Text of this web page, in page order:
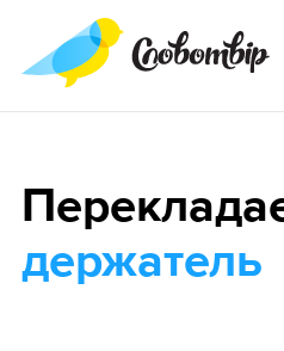
держатель